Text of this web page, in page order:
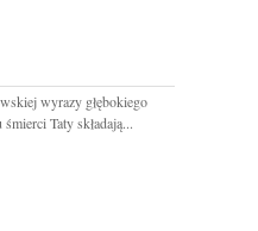
wyrazy głębokiego
Taty składają...